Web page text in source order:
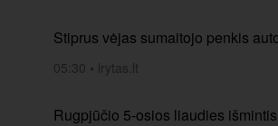
Stiprus vėjas sumaitojo penkis
05:30 • lrytas.lt
Rugpjūčio 5-osios liaudies